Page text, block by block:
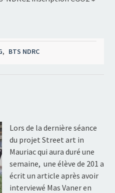
, BTS NDRC
Lors de la dernière séance
du projet Street art in
Mauriac qui aura duré une
semaine, une élève de 201 a
écrit un article après avoir
interviewé Mas Vaner en